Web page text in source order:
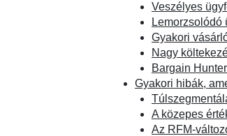
Veszélyes
Lemorzsolódó
Gyakori
Nagy
Bargain
Gyakori hibák,
A közepes
Az RFM-